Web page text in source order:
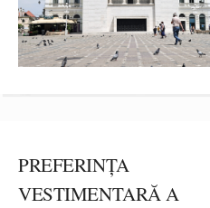
PREFERINȚA
VESTIMENTARĂ A